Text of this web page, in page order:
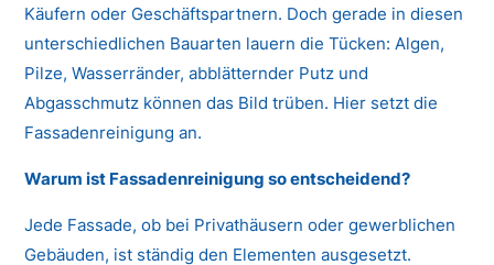
Käufern oder Geschäftspartnern. Doch gerade in diesen
unterschiedlichen Bauarten lauern die Tücken: Algen,
Pilze, Wasserränder, abblätternder Putz und
Abgasschmutz können das Bild trüben. Hier setzt die
Fassadenreinigung an.
Warum ist Fassadenreinigung so entscheidend?
Jede Fassade, ob bei Privathäusern oder gewerblichen
Gebäuden, ist ständig den Elementen ausgesetzt.